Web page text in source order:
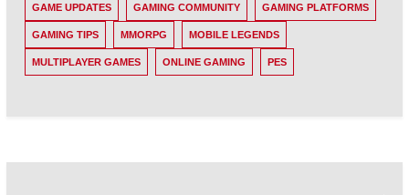
GAME UPDATES GAMING COMMUNITY GAMING PLATFORMS
GAMING TIPS MMORPG MOBILE LEGENDS
MULTIPLAYER GAMES ONLINE GAMING PES